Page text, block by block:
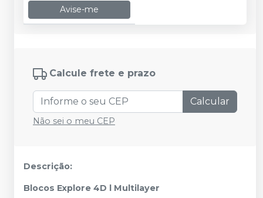
Avise-me
Calcule frete e prazo
Calcular
Não sei o meu CEP
Descrição:
Blocos Explore 4D l Multilayer